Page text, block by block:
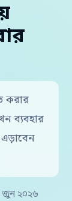
করার
ব্যবহার
২০২৬